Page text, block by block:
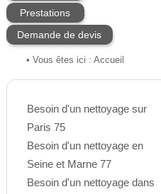
Prestations
Demande de devis
• Vous êtes ici : Accueil
Besoin d'un nettoyage sur
Paris 75
Besoin d'un nettoyage en
Seine et Marne 77
Besoin d'un nettoyage dans